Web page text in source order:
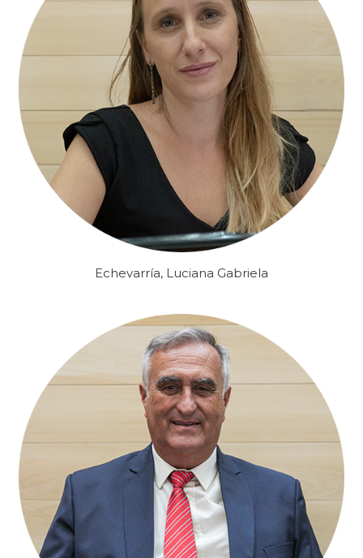
Echevarría, Luciana Gabriela